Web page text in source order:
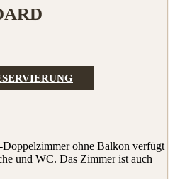
Doppelzimmer ohne Balkon verfügt
und WC. Das Zimmer ist auch